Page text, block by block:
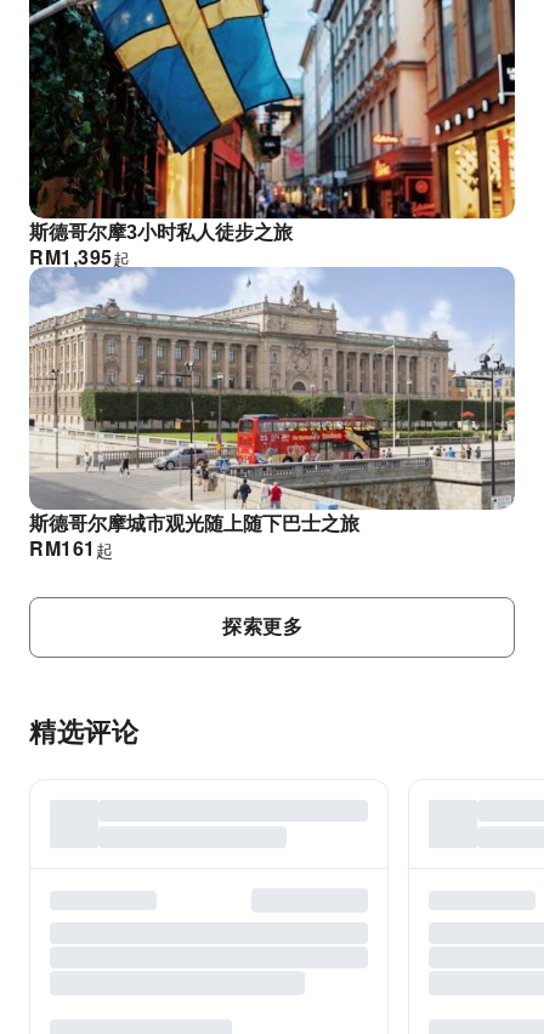
斯德哥尔摩3小时私人徒步之旅
RM1,395起
斯德哥尔摩城市观光随上随下巴士之旅
RM161 起
探索更多
精选评论